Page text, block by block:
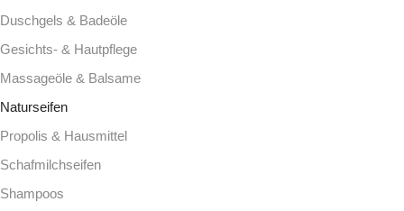
Duschgels & Badeöle
Gesichts- & Hautpflege
Massageöle & Balsame
Naturseifen
Propolis & Hausmittel
Schafmilchseifen
Shampoos